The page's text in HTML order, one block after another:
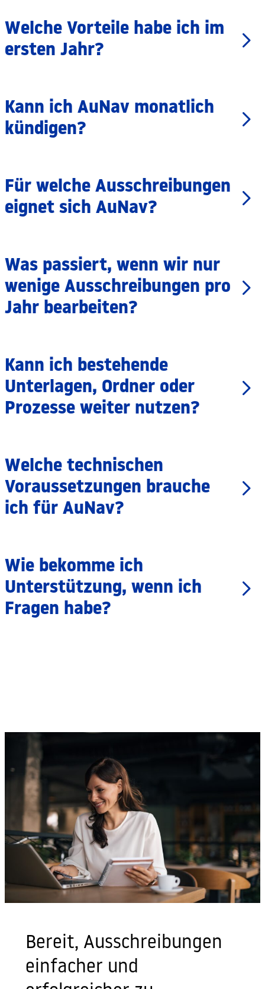
Welche Vorteile habe ich im
ersten Jahr?
Kann ich AuNav monatlich
kündigen?
Für welche Ausschreibungen
eignet sich AuNav?
Was passiert, wenn wir nur
wenige Ausschreibungen pro
Jahr bearbeiten?
Kann ich bestehende
Unterlagen, Ordner oder
Prozesse weiter nutzen?
Welche technischen
Voraussetzungen brauche
ich für AuNav?
Wie bekomme ich
Unterstützung, wenn ich
Fragen habe?
Bereit, Ausschreibungen
einfacher und